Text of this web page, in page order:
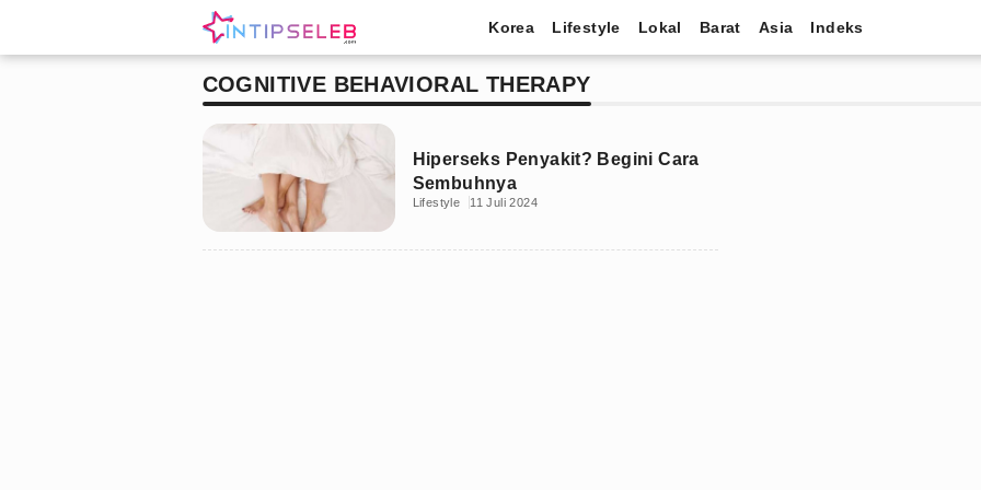
Korea Lifestyle Lokal Barat Asia Indeks
COGNITIVE BEHAVIORAL THERAPY
Hiperseks Penyakit? Begini Cara
Sembuhnya
Lifestyle 11 Juli 2024